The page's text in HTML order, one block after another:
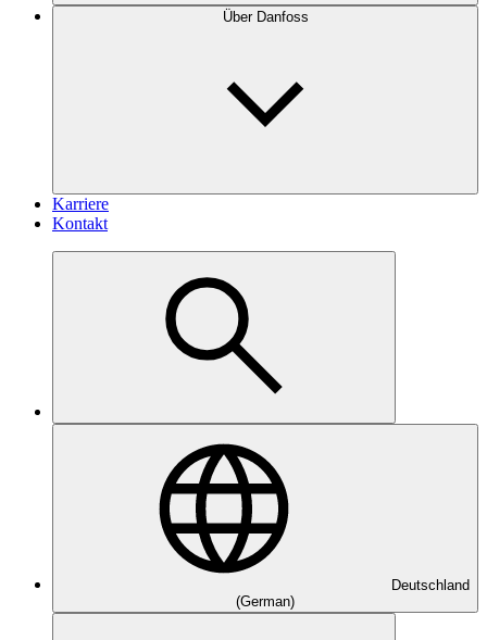
Über Danfoss
Karriere
Kontakt
Deutschland
(German)